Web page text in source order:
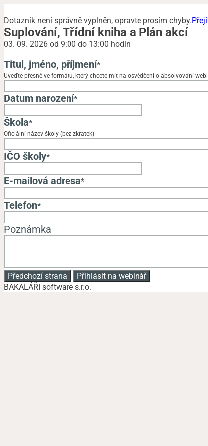
Dotazník není správně vyplněn, opravte prosím chyby.
Suplování, Třídní kniha a Plán akcí
03. 09. 2026 od 9:00 do 13:00 hodin
Titul, jméno, příjmení*
Uveďte přesně ve formátu, který chcete mít na osvědčení o absolvování
Datum narození*
Škola*
Oficiální název školy (bez zkratek)
IČO školy*
E-mailová adresa*
Telefon*
Poznámka
Předchozí strana
Přihlásit na webinář
BAKALÁŘI software s.r.o.